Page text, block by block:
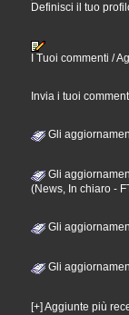
Definisci il tuo
I Tuoi commenti /
Invia i tuoi
Gli
Gli
(News, In chiaro -
Gli
Gli
[+] Aggiunte più